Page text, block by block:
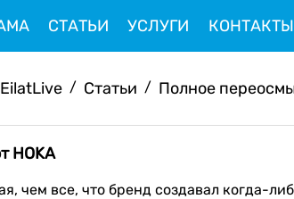
СТАТЬИ УСЛУГИ КОНТАКТЫ
EilatLive / Статьи / Полное
HOKA
чем все, что бренд создавал когда-